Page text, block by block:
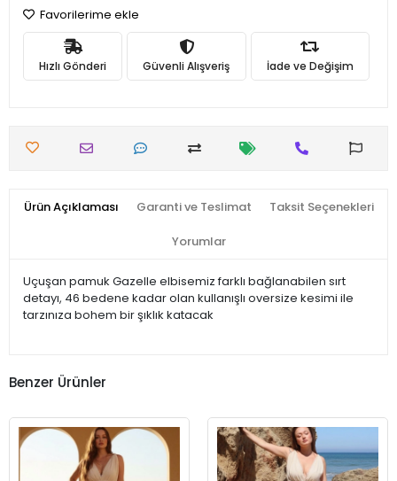
Favorilerime ekle
Hızlı Gönderi Güvenli Alışveriş İade ve Değişim
Ürün Açıklaması Garanti ve Teslimat Taksit Seçenekleri
Yorumlar
Uçuşan pamuk Gazelle elbisemiz farklı bağlanabilen sırt
detayı, 46 bedene kadar olan kullanışlı oversize kesimi ile
tarzınıza bohem bir şıklık katacak
Benzer Ürünler